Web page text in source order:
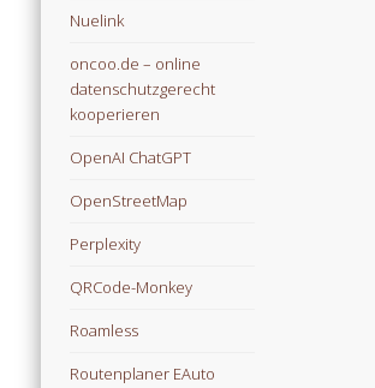
Nuelink
oncoo.de – online
datenschutzgerecht
kooperieren
OpenAI ChatGPT
OpenStreetMap
Perplexity
QRCode-Monkey
Roamless
Routenplaner EAuto